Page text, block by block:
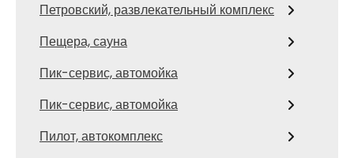
Петровский, развлекательный комплекс
Пещера, сауна
Пик-сервис, автомойка
Пик-сервис, автомойка
Пилот, автокомплекс